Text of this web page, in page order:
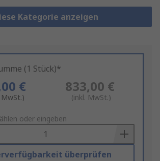
Kategorie anzeigen
(1 Stück)*
€ 833,00 €
(inkl. MwSt.)
oder eingeben
überprüfen